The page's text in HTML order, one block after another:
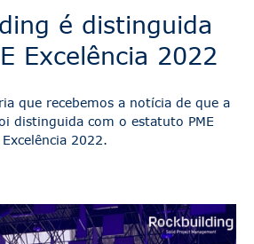
é distinguida
Excelência 2022
que recebemos a notícia de que a
distinguida com o estatuto PME
Excelência 2022.